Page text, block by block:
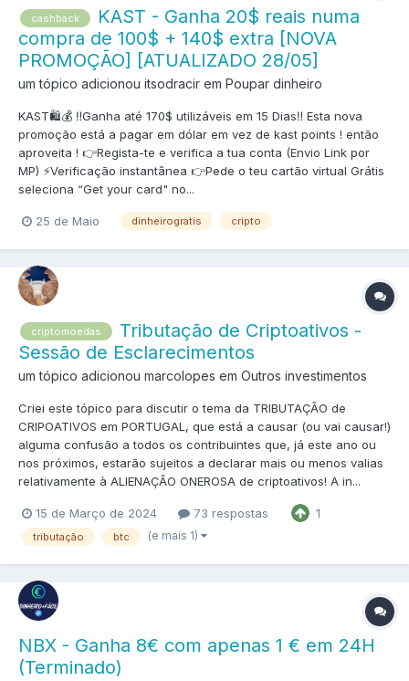
cashback
KAST - Ganha 20$ reais numa
compra de 100$ + 140$ extra [NOVA
PROMOÇÃO] [ATUALIZADO 28/05]
um tópico adicionou itsodracir em Poupar dinheiro
KAST🛍💰 ‼️Ganha até 170$ utilizáveis em 15 Dias‼️ Esta nova
promoção está a pagar em dólar em vez de kast points ! então
aproveita ! 👉Regista-te e verifica a tua conta (Envio Link por
MP) ⚡️Verificação instantânea 👉Pede o teu cartão virtual Grátis
seleciona “Get your card" no...
25 de Maio dinheirogratis cripto
criptomoedas
Tributação de Criptoativos -
Sessão de Esclarecimentos
um tópico adicionou marcolopes em Outros investimentos
Criei este tópico para discutir o tema da TRIBUTAÇÃO de
CRIPOATIVOS em PORTUGAL, que está a causar (ou vai causar!)
alguma confusão a todos os contribuintes que, já este ano ou
nos próximos, estarão sujeitos a declarar mais ou menos valias
relativamente à ALIENAÇÃO ONEROSA de criptoativos! A in...
15 de Março de 2024 73 respostas 1
tributação btc (e mais 1)
NBX - Ganha 8€ com apenas 1 € em 24H
(Terminado)